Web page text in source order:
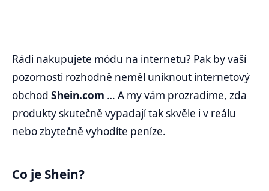
Rádi nakupujete módu na internetu? Pak by vaší
pozornosti rozhodně neměl uniknout internetový
obchod Shein.com … A my vám prozradíme, zda
produkty skutečně vypadají tak skvěle i v reálu
nebo zbytečně vyhodíte peníze.
Co je Shein?